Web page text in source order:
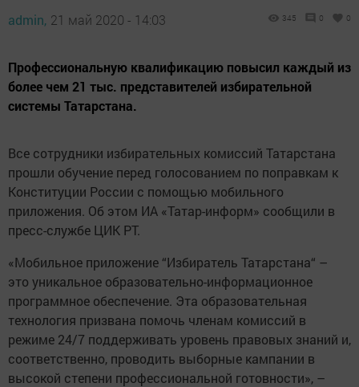
admin, 21 май 2020 - 14:03 345 0 0
Профессиональную квалификацию повысил каждый из
более чем 21 тыс. представителей избирательной
системы Татарстана.
Все сотрудники избирательных комиссий Татарстана
прошли обучение перед голосованием по поправкам к
Конституции России с помощью мобильного
приложения. Об этом ИА «Татар-информ» сообщили в
пресс-службе ЦИК РТ.
«Мобильное приложение “Избиратель Татарстана“ –
это уникальное образовательно-информационное
программное обеспечение. Эта образовательная
технология призвана помочь членам комиссий в
режиме 24/7 поддерживать уровень правовых знаний и,
соответственно, проводить выборные кампании в
высокой степени профессиональной готовности», –